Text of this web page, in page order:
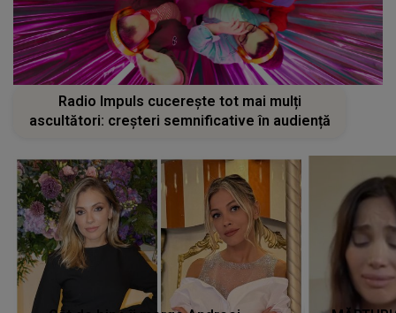
Radio Impuls cucerește tot mai mulți
ascultători: creșteri semnificative în audiență